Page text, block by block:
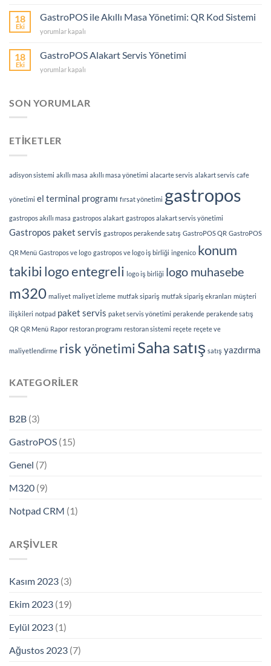
Asistanı:
Dijitale
Dönüş!
18
Eki
GastroPOS ile Akıllı Masa Yönetimi: QR Kod Sistemi
GastroPOS
Akıllı
Masa
Yönetimi:
Sistemi
yorumlar kapalı
18
Eki
GastroPOS Alakart Servis Yönetimi
GastroPOS
Yönetimi
yorumlar kapalı
SON YORUMLAR
ETİKETLER
adisyon sistemi akıllı masa akıllı masa yönetimi alacarte servis alakart servis cafe
yönetimi el terminal programı fırsat yönetimi gastropos
gastropos akıllı masa gastropos alakart gastropos alakart servis yönetimi
Gastropos paket servis gastropos perakende satış GastroPOS QR GastroPOS
QR Menü Gastropos ve logo gastropos ve logo iş birliği ingenico konum
takibilogo entegreli logo iş birliği logo muhasebe
m320 maliyet maliyet izleme mutfak sipariş mutfak sipariş ekranları müşteri
ilişkileri notpad paket servis paket servis yönetimi perakende perakende satış
QR QR Menü Rapor restoran programı restoran sistemi reçete reçete ve
maliyetlendirme risk yönetimiSaha satış satış yazdırma
KATEGORILER
B2B (3)
GastroPOS (15)
Genel (7)
M320 (9)
Notpad CRM (1)
ARŞIVLER
Kasım 2023 (3)
Ekim 2023 (19)
Eylül 2023 (1)
Ağustos 2023 (7)